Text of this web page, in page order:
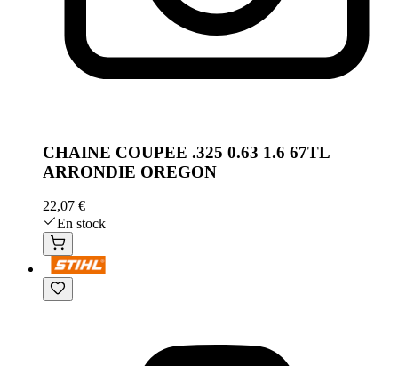
CHAINE COUPEE .325 0.63 1.6 67TL
ARRONDIE OREGON
22,07 €
En stock